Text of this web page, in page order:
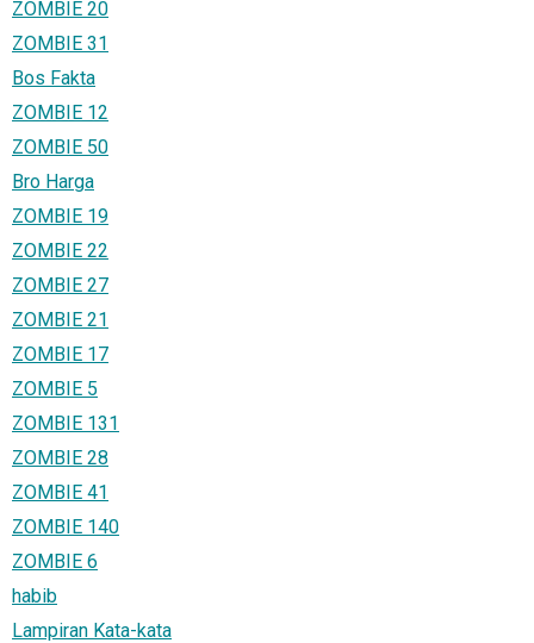
ZOMBIE 20
ZOMBIE 31
Bos Fakta
ZOMBIE 12
ZOMBIE 50
Bro Harga
ZOMBIE 19
ZOMBIE 22
ZOMBIE 27
ZOMBIE 21
ZOMBIE 17
ZOMBIE 5
ZOMBIE 131
ZOMBIE 28
ZOMBIE 41
ZOMBIE 140
ZOMBIE 6
habib
Lampiran Kata-kata